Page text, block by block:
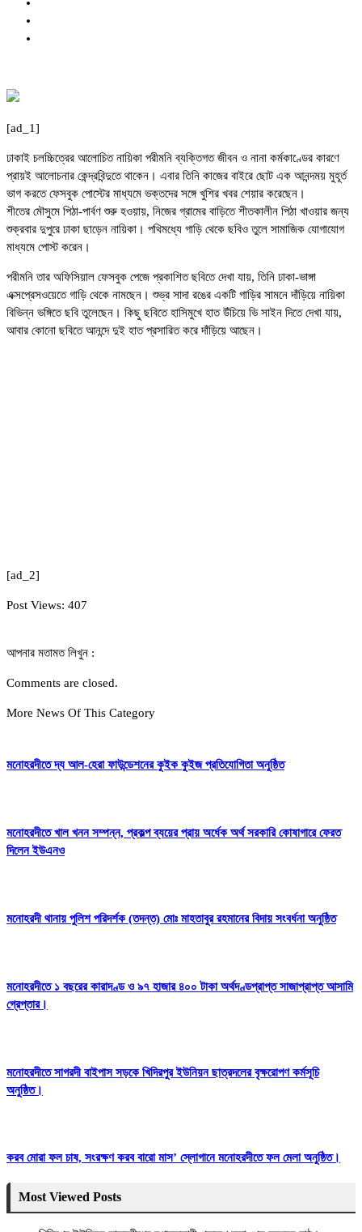
[ad_1]
ঢাকাই চলচ্চিত্রের আলোচিত নায়িকা পরীমনি ব্যক্তিগত জীবন ও নানা কর্মকাণ্ডের কারণে
প্রায়ই আলোচনার কেন্দ্রবিন্দুতে থাকেন। এবার তিনি কাজের বাইরে ছোট এক আনন্দময় মুহূর্ত
ভাগ করতে ফেসবুক পোস্টের মাধ্যমে ভক্তদের সঙ্গে খুশির খবর শেয়ার করেছেন।
শীতের মৌসুমে পিঠা-পার্বণ শুরু হওয়ায়, নিজের গ্রামের বাড়িতে শীতকালীন পিঠা খাওয়ার জন্য
শুক্রবার দুপুরে ঢাকা ছাড়েন নায়িকা। পথিমধ্যে গাড়ি থেকে ছবিও তুলে সামাজিক যোগাযোগ
মাধ্যমে পোস্ট করেন।
পরীমনি তার অফিসিয়াল ফেসবুক পেজে প্রকাশিত ছবিতে দেখা যায়, তিনি ঢাকা-ভাঙ্গা
এক্সপ্রেসওয়েতে গাড়ি থেকে নামছেন। শুভ্র সাদা রঙের একটি গাড়ির সামনে দাঁড়িয়ে নায়িকা
বিভিন্ন ভঙ্গিতে ছবি তুলেছেন। কিছু ছবিতে হাসিমুখে হাত উঁচিয়ে ভি সাইন দিতে দেখা যায়,
আবার কোনো ছবিতে আনন্দে দুই হাত প্রসারিত করে দাঁড়িয়ে আছেন।
[ad_2]
Post Views: 407
আপনার মতামত লিখুন :
Comments are closed.
More News Of This Category
মনোহরদীতে দ্য আল-হেরা ফাউন্ডেশনের কুইক কুইজ প্রতিযোগিতা অনুষ্ঠিত
মনোহরদীতে খাল খনন সম্পন্ন, প্রকল্প ব্যয়ের প্রায় অর্ধেক অর্থ সরকারি কোষাগারে ফেরত
দিলেন ইউএনও
মনোহরদী থানায় পুলিশ পরিদর্শক (তদন্ত) মোঃ মাহতাবুর রহমানের বিদায় সংবর্ধনা অনুষ্ঠিত
মনোহরদীতে ১ বছরের কারাদণ্ড ও ৯৭ হাজার ৪০০ টাকা অর্থদণ্ডপ্রাপ্ত সাজাপ্রাপ্ত আসামি
গ্রেপ্তার।
মনোহরদীতে সাগরদী বাইপাস সড়কে খিদিরপুর ইউনিয়ন ছাত্রদলের বৃক্ষরোপণ কর্মসূচি
অনুষ্ঠিত।
করব মোরা ফল চাষ, সংরক্ষণ করব বারো মাস’ স্লোগানে মনোহরদীতে ফল মেলা অনুষ্ঠিত।
Most Viewed Posts